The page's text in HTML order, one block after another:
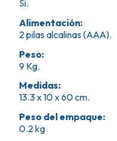
Si.
Alimentación:
2 pilas alcalinas (AAA).
Peso:
9 Kg.
Medidas:
13.3 x 10 x 60 cm.
Peso del empaque:
0.2 kg